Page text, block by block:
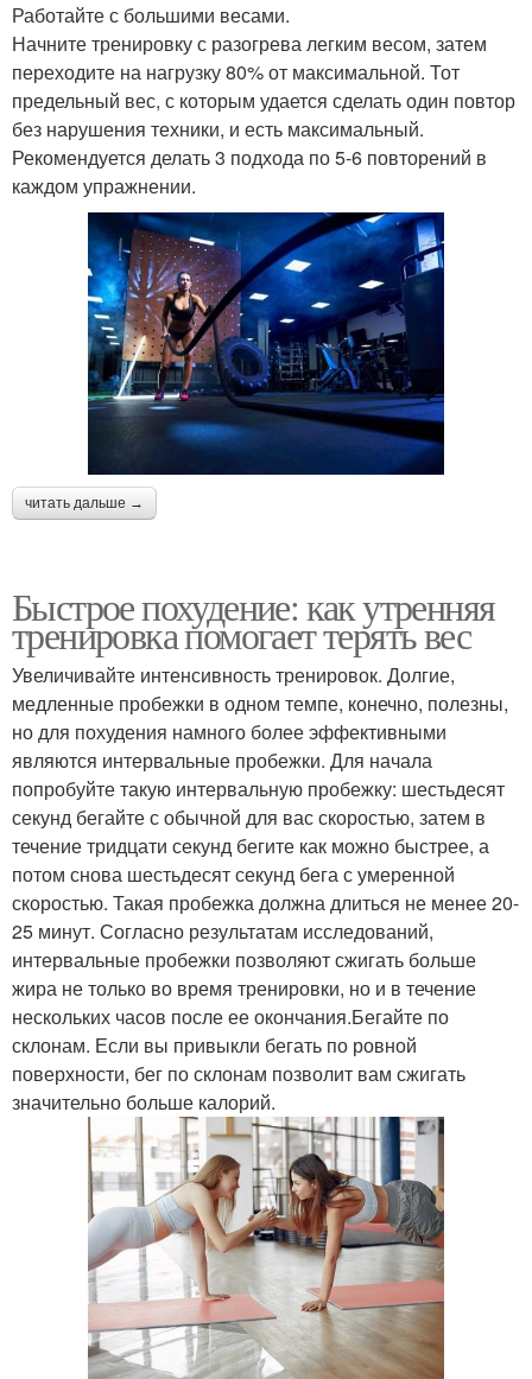
Работайте с большими весами.
Начните тренировку с разогрева легким весом, затем
переходите на нагрузку 80% от максимальной. Тот
предельный вес, с которым удается сделать один повтор
без нарушения техники, и есть максимальный.
Рекомендуется делать 3 подхода по 5-6 повторений в
каждом упражнении.
читать дальше →
Быстрое похудение: как утренняя
тренировка помогает терять вес
Увеличивайте интенсивность тренировок. Долгие,
медленные пробежки в одном темпе, конечно, полезны,
но для похудения намного более эффективными
являются интервальные пробежки. Для начала
попробуйте такую интервальную пробежку: шестьдесят
секунд бегайте с обычной для вас скоростью, затем в
течение тридцати секунд бегите как можно быстрее, а
потом снова шестьдесят секунд бега с умеренной
скоростью. Такая пробежка должна длиться не менее 20-
25 минут. Согласно результатам исследований,
интервальные пробежки позволяют сжигать больше
жира не только во время тренировки, но и в течение
нескольких часов после ее окончания.Бегайте по
склонам. Если вы привыкли бегать по ровной
поверхности, бег по склонам позволит вам сжигать
значительно больше калорий.